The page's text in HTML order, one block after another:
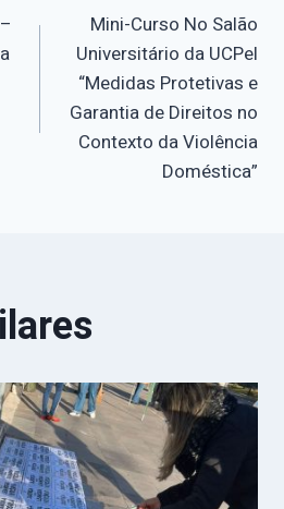
Mini-Curso No Salão
Universitário da UCPel
“Medidas Protetivas e
Garantia de Direitos no
Contexto da Violência
Doméstica”